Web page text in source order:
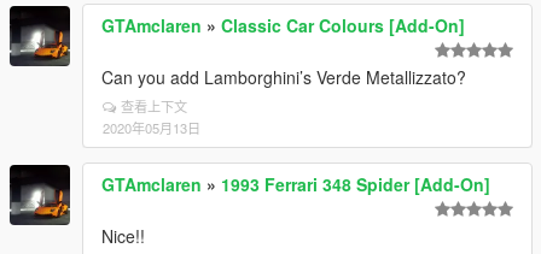
GTAmclaren » Classic Car Colours [Add-On]
Can you add Lamborghini’s Verde Metallizzato?
查看上下文
2020年05月13日
GTAmclaren » 1993 Ferrari 348 Spider [Add-On]
Nice!!